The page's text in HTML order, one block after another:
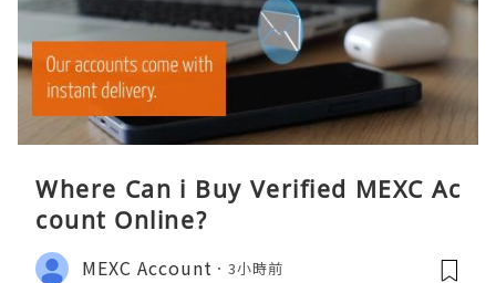
Where Can i Buy Verified MEXC Ac
count Online?
MEXC Account 3小時前